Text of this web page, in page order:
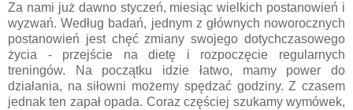
Za nami już dawno styczeń, miesiąc wielkich postanowień i
wyzwań. Według badań, jednym z głównych noworocznych
postanowień jest chęć zmiany swojego dotychczasowego
życia - przejście na dietę i rozpoczęcie regularnych
treningów. Na początku idzie łatwo, mamy power do
działania, na siłowni możemy spędzać godziny. Z czasem
jednak ten zapał opada. Coraz częściej szukamy wymówek,